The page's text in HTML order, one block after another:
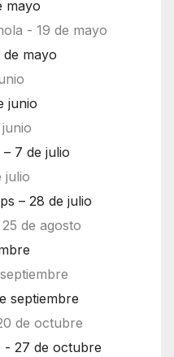
mayo
- 19 de mayo
mayo
junio
7 de julio
julio
– 28 de julio
de agosto
septiembre
de octubre
- 27 de octubre